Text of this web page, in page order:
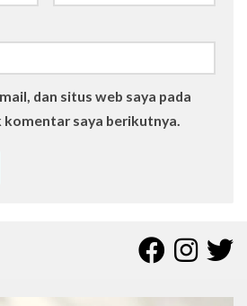
dan situs web saya pada
komentar saya berikutnya.